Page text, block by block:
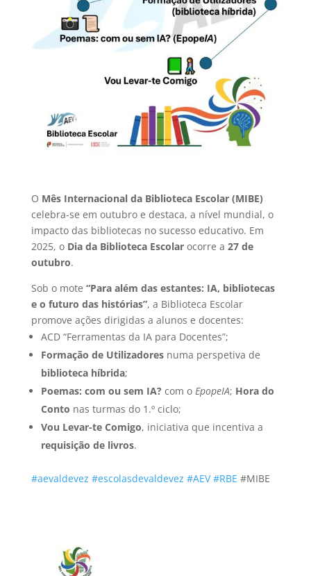
O Mês Internacional da Biblioteca Escolar (MIBE)
celebra-se em outubro e destaca, a nível mundial, o
impacto das bibliotecas no sucesso educativo. Em
2025, o Dia da Biblioteca Escolarocorre a 27 de
outubro.
Sob o mote “Para além das estantes: IA, bibliotecas
e o futuro das histórias”, a Biblioteca Escolar
promove ações dirigidas a alunos e docentes:
ACD “Ferramentas da IA para Docentes”;
Formação de Utilizadoresnuma perspetiva de
biblioteca híbrida;
Poemas: com ou sem IA?com o EpopeIA; Hora do
Conto nas turmas do 1.º ciclo;
Vou Levar-te Comigo, iniciativa que incentiva a
requisição de livros.
#aevaldevez #escolasdevaldevez #AEV #RBE #MIBE